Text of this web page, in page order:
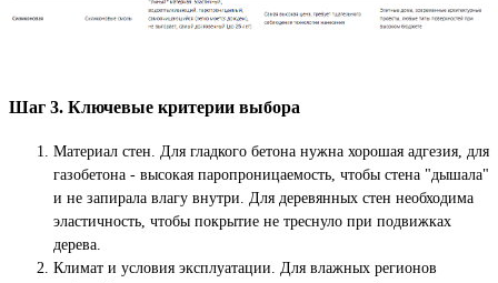
Шаг 3. Ключевые критерии выбора
Материал стен. Для гладкого бетона нужна хорошая адгезия, для
газобетона - высокая паропроницаемость, чтобы стена "дышала"
и не запирала влагу внутри. Для деревянных стен необходима
эластичность, чтобы покрытие не треснуло при подвижках
дерева.
Климат и условия эксплуатации. Для влажных регионов